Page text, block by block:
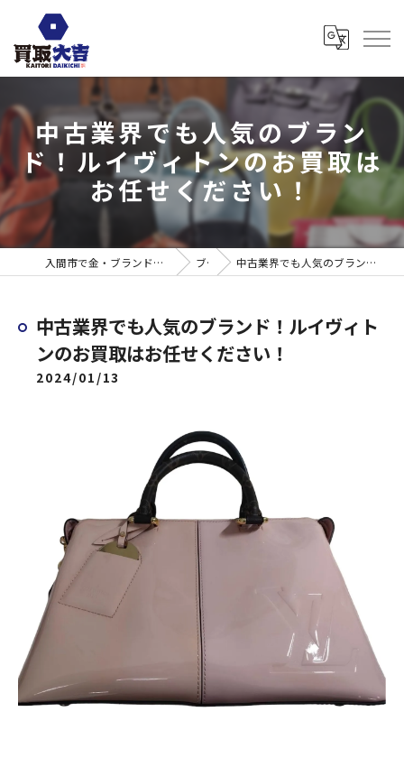
中古業界でも人気のブラン
ド！ルイヴィトンのお買取は
お任せください！
入間市で金・ブランド売るなら買取大吉 ウエスタ武蔵藤沢店 ブログ 中古業界でも人気のブランド！ルイヴィトンのお買取はお任せください！
中古業界でも人気のブランド！ルイヴィト
ンのお買取はお任せください！
2024/01/13